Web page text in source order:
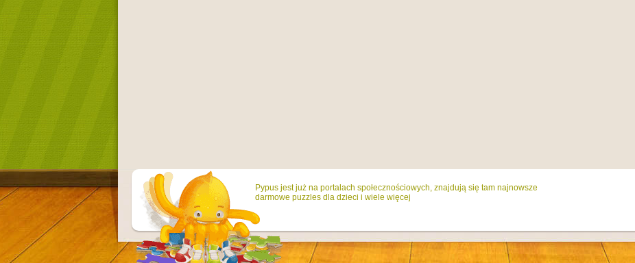
Pypus jest już na portalach społecznościowych, znajdują się tam najnowsze
darmowe puzzles dla dzieci i wiele więcej